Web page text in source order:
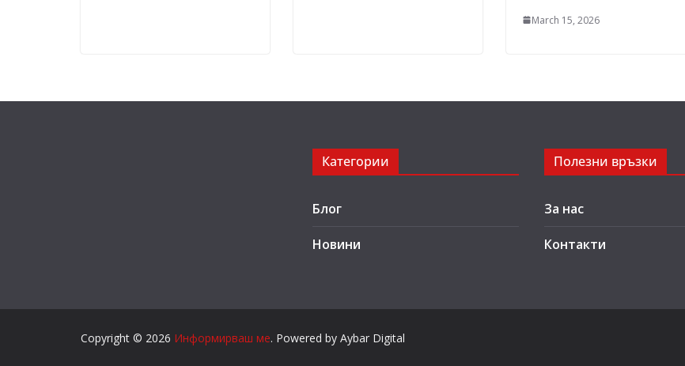
March 15, 2026
Категории
Блог
Новини
Полезни връзки
За нас
Контакти
Copyright © 2026 Информирваш ме. Powered by Aybar Digital